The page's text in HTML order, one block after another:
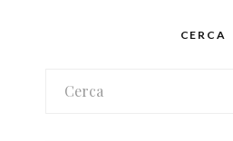
CERCA